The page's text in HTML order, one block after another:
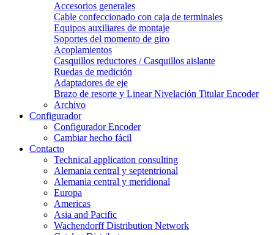
Accesorios generales
Cable confeccionado con caja de terminales
Equipos auxiliares de montaje
Soportes del momento de giro
Acoplamientos
Casquillos reductores / Casquillos aislante
Ruedas de medición
Adaptadores de eje
Brazo de resorte y Linear Nivelación Titular Encoder
Archivo
Configurador
Configurador Encoder
Cambiar hecho fácil
Contacto
Technical application consulting
Alemania central y septentrional
Alemania central y meridional
Europa
Americas
Asia and Pacific
Wachendorff Distribution Network